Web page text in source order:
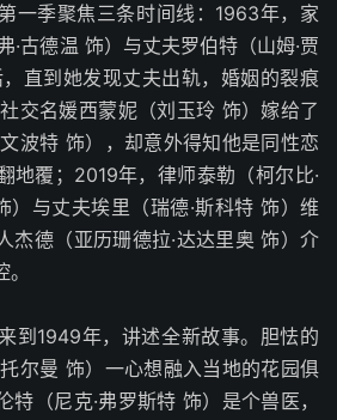
一季聚焦三条时间线：1963年，家
·古德温 饰）与丈夫罗伯特（山姆·贾
直到她发现丈夫出轨，婚姻的裂痕
交名媛西蒙妮（刘玉玲 饰）嫁给了
波特 饰），却意外得知他是同性恋
地覆；2019年，律师泰勒（柯尔比·
）与丈夫埃里（瑞德·斯科特 饰）维
杰德（亚历珊德拉·达达里奥 饰）介
到1949年，讲述全新故事。胆怯的
尔曼 饰）一心想融入当地的花园俱
特（尼克·弗罗斯特 饰）是个兽医，